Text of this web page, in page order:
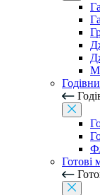
Готові